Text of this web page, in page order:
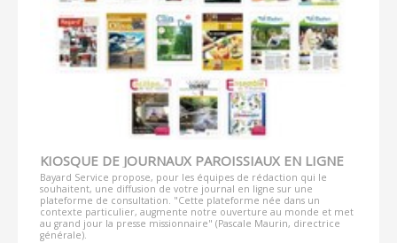
KIOSQUE DE JOURNAUX PAROISSIAUX EN LIGNE
Bayard Service propose, pour les équipes de rédaction qui le
souhaitent, une diffusion de votre journal en ligne sur une
plateforme de consultation. "Cette plateforme née dans un
contexte particulier, augmente notre ouverture au monde et met
au grand jour la presse missionnaire" (Pascale Maurin, directrice
générale).